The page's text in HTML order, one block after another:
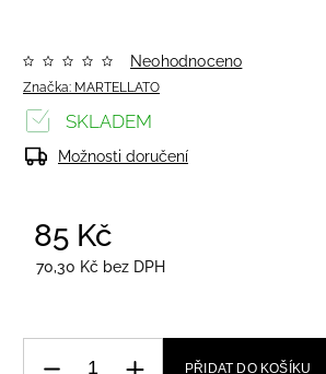
Značka: MARTELLATO
Neohodnoceno
85 Kč
70,30 Kč bez DPH
SKLADEM
Možnosti doručení
PŘIDAT DO KOŠÍKU